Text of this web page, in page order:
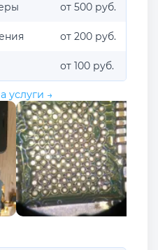
от 500 руб.
от 200 руб.
от 100 руб.
услуги →